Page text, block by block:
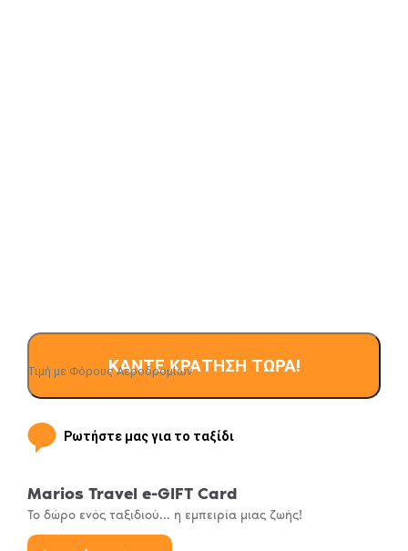
ΚΆΝΤΕ ΚΡΆΤΗΣΗ ΤΏΡΑ!
Τιμή με Φόρους Αεροδρομίων
Ρωτήστε μας για το ταξίδι
Address *
Marios Travel e-GIFT Card
Το δώρο ενός ταξιδιού... η εμπειρία μιας ζωής!